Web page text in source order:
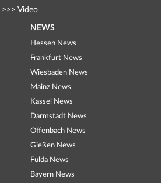
>>> Video
NEWS
Hessen News
Frankfurt News
Wiesbaden News
Mainz News
Kassel News
Darmstadt News
Offenbach News
Gießen News
Fulda News
Bayern News